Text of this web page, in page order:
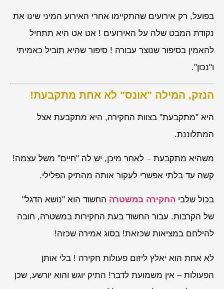
בפועל, רק אירועים שהתקיימו אחרי האירוע המיני שינו את
נקודת המבט שלה על האירועים ! אט אט היא תתחיל
להאמין בסיפור שנוצר עבורה ! סיפור שהיא תוביל כאמיתי
ו"נכון".
הנזק, המילה "אונס" לא אחת מתקבעת!
היא "מתקבעת" בצוות החקירה, היא מתקבעת אצל
המתלוננת.
משהיא מתקבעת – לאחר מיכן, יש לה "חיים" משל עצמה!
קשה עד בלתי אפשרי לעקור אותה מהתיק הפלילי.
בכול שלבי החקירה במשטרה החשוד הוא "נושא הדגל"
של הקרבות. עבור החשוד בעת החקירות במשטרה, חובה
להילחם במציאות שכזאת! בסוג אמירה שכזה!
לא אחת הוא יאלץ ליזום פעולות חקירה ! בלי אותן
הפעולות – אין משמועת לדבר! התיק יוגש והוא יורשע, שכן